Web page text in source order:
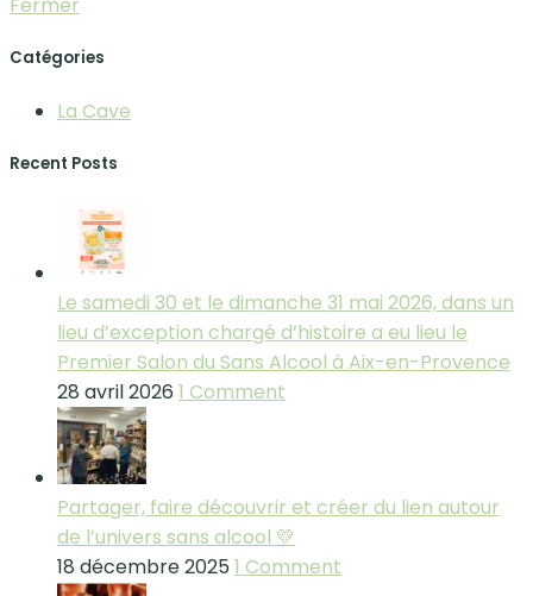
Catégories
La Cave
Recent Posts
Le samedi 30 et le dimanche 31 mai 2026, dans un
lieu d’exception chargé d’histoire a eu lieu le
Premier Salon du Sans Alcool à Aix-en-Provence
28 avril 2026 1 Comment
Partager, faire découvrir et créer du lien autour
de l’univers sans alcool 💛
18 décembre 2025 1 Comment